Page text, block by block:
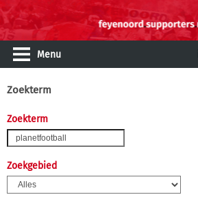
Menu
Zoekterm
Zoekterm
Zoekgebied